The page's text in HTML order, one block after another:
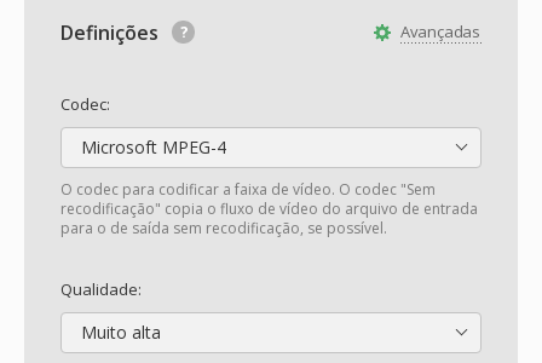
Avançadas
Definições
Codec:
Microsoft MPEG-4
O codec para codificar a faixa de vídeo. O codec "Sem
recodificação" copia o fluxo de vídeo do arquivo de entrada
para o de saída sem recodificação, se possível.
Qualidade:
Muito alta